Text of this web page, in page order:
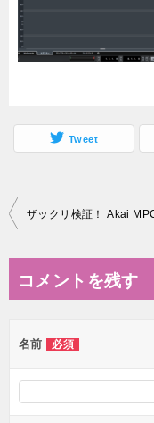
Tweet
投
ビ
ー
シ
コメントを残す
名前 必須